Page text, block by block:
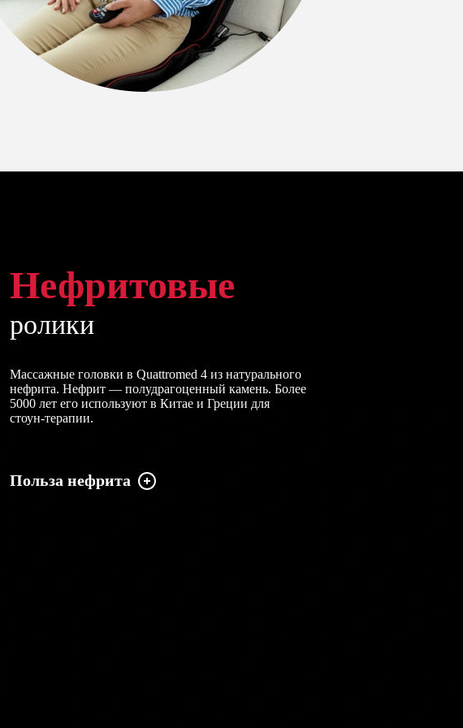
Нефритовые
ролики
Массажные головки в Quattromed 4 из натурального
нефрита. Нефрит — полудрагоценный камень. Более
5000 лет его используют в Китае и Греции для
стоун-терапии.
Польза нефрита